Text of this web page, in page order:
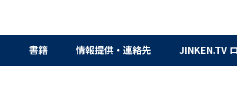
書籍 情報提供・連絡先 JINKEN.TV